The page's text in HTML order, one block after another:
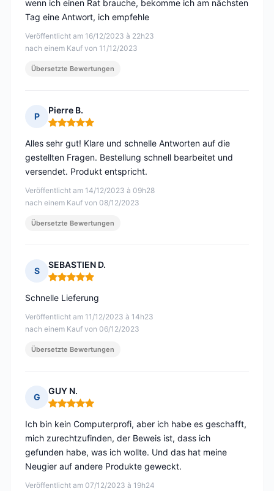
Veröffentlicht am 16/12/2023 à 22h23
nach einem Kauf von 11/12/2023
wenn ich einen Rat brauche, bekomme ich am nächsten
Tag eine Antwort, ich empfehle
Übersetzte Bewertungen
P
Pierre B.
Hinweis: 5 von 5
Veröffentlicht am 14/12/2023 à 09h28
nach einem Kauf von 08/12/2023
Alles sehr gut! Klare und schnelle Antworten auf die
gestellten Fragen. Bestellung schnell bearbeitet und
versendet. Produkt entspricht.
Übersetzte Bewertungen
S
SEBASTIEN D.
Hinweis: 5 von 5
Veröffentlicht am 11/12/2023 à 14h23
nach einem Kauf von 06/12/2023
Schnelle Lieferung
Übersetzte Bewertungen
G
GUY N.
Hinweis: 5 von 5
Veröffentlicht am 07/12/2023 à 19h24
Ich bin kein Computerprofi, aber ich habe es geschafft,
mich zurechtzufinden, der Beweis ist, dass ich
gefunden habe, was ich wollte. Und das hat meine
Neugier auf andere Produkte geweckt.